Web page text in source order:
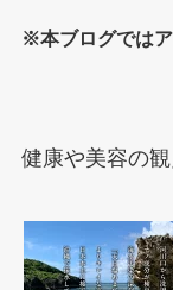
※本ブログでは
健康や美容の